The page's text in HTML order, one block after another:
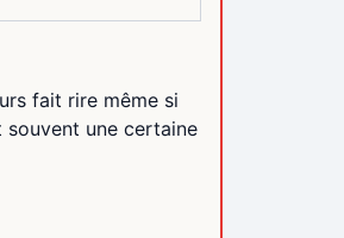
fait rire même si
une certaine